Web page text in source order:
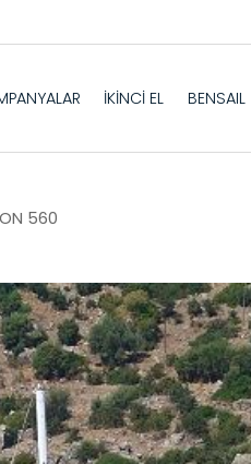
İKİNCİ EL BENSAIL
560